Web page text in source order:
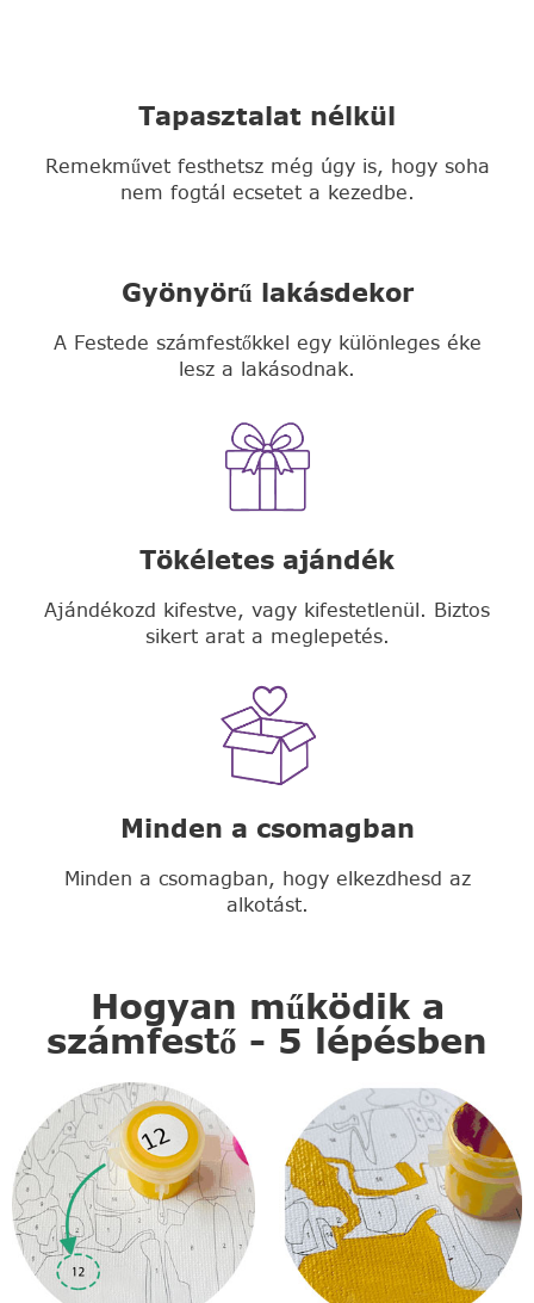
Tapasztalat nélkül
Remekművet festhetsz még úgy is, hogy soha
nem fogtál ecsetet a kezedbe.
Gyönyörű lakásdekor
A Festede számfestőkkel egy különleges éke
lesz a lakásodnak.
Tökéletes ajándék
Ajándékozd kifestve, vagy kifestetlenül. Biztos
sikert arat a meglepetés.
Minden a csomagban
Minden a csomagban, hogy elkezdhesd az
alkotást.
Hogyan működik a
számfestő - 5 lépésben